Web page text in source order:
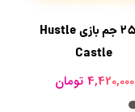
2500 جم بازی Hustle
Castle
4,420,000 تومان